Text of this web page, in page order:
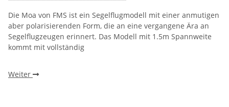
Die Moa von FMS ist ein Segelflugmodell mit einer anmutigen
aber polarisierenden Form, die an eine vergangene Ära an
Segelflugzeugen erinnert. Das Modell mit 1.5m Spannweite
kommt mit vollständig
Weiter